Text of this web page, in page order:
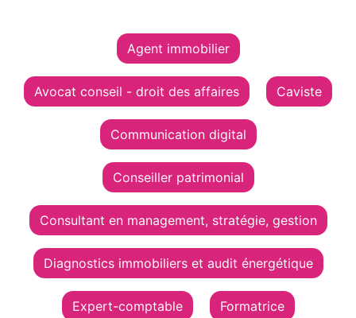
Agent immobilier
Avocat conseil - droit des affaires Caviste
Communication digital
Conseiller patrimonial
Consultant en management, stratégie, gestion
Diagnostics immobiliers et audit énergétique
Expert-comptable Formatrice